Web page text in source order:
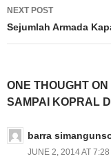
NEXT POST
Sejumlah Armada
ONE THOUGHT
SAMPAI KOPRAL
barra
JUNE 2, 2014 AT 7:28